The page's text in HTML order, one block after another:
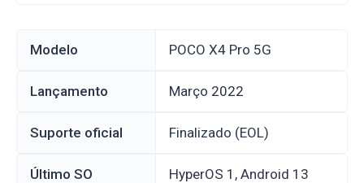
Modelo POCO X4 Pro 5G
Lançamento março 2022
Suporte oficial Finalizado (EOL)
Último SO HyperOS 1, Android 13